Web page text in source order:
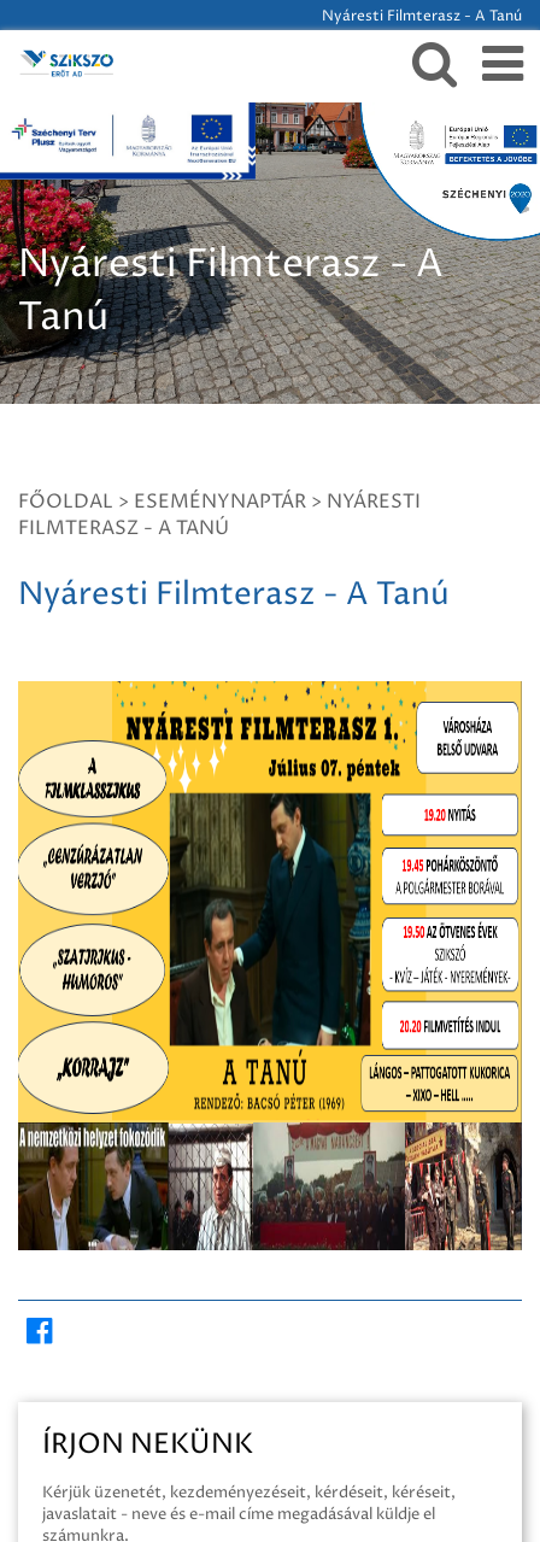
Nyáresti Filmterasz - A Tanú
Nyáresti Filmterasz - A
Tanú
FŐOLDAL > ESEMÉNYNAPTÁR > NYÁRESTI
FILMTERASZ - A TANÚ
Nyáresti Filmterasz - A Tanú
ÍRJON NEKÜNK
Kérjük üzenetét, kezdeményezéseit, kérdéseit, kéréseit,
javaslatait - neve és e-mail címe megadásával küldje el
számunkra.